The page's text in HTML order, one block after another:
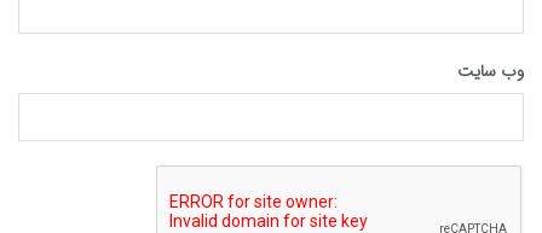
وب‌ سایت